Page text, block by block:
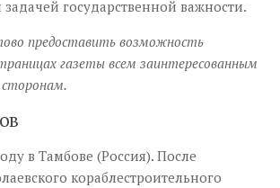
государственной важности.
предоставить возможность
газеты всем заинтересованным
в Тамбове (Россия). После
кораблестроительного